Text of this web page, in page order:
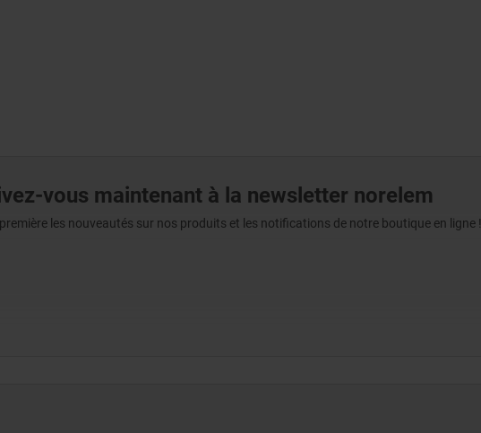
vous maintenant à la newsletter norelem
les nouveautés sur nos produits et les notifications de notre boutique en ligne !